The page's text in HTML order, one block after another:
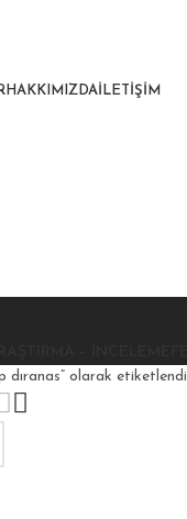
HAKKIMIZDA İLETIŞIM
dıranas” olarak etiketlendi